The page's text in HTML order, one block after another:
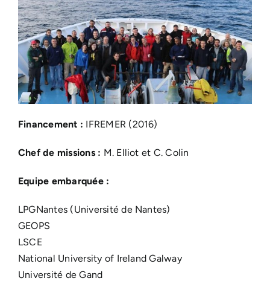
Financement : IFREMER (2016)
Chef de missions : M. Elliot et C. Colin
Equipe embarquée :
LPGNantes (Université de Nantes)
GEOPS
LSCE
National University of Ireland Galway
Université de Gand